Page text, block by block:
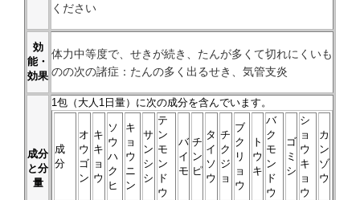
ください
効
能・
効果
体力中等度で、せきが続き、たんが多くて切れにくいも
のの次の諸症：たんの多く出るせき、気管支炎
成分
と分
量
1包（大人1日量）に次の成分を含んでいます。
成
分
オ
ウ
ゴ
ン
キ
キ
ョ
ウ
ソ
ウ
ハ
ク
ヒ
キ
ョ
ウ
ニ
ン
サ
ン
シ
シ
テ
ン
モ
ン
ド
ウ
バ
イ
モ
チ
ン
ピ
タ
イ
ソ
ウ
チ
ク
ジ
ョ
ブ
ク
リ
ョ
ウ
ト
ウ
キ
バ
ク
モ
ン
ド
ウ
ゴ
ミ
シ
シ
ョ
ウ
キ
ョ
ウ
カ
ン
ゾ
ウ